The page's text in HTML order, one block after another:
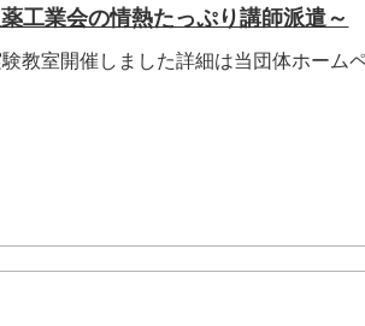
工業会の情熱たっぷり講師派遣～
教室開催しました詳細は当団体ホーム